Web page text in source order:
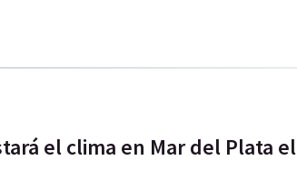
el clima en Mar del Plata el